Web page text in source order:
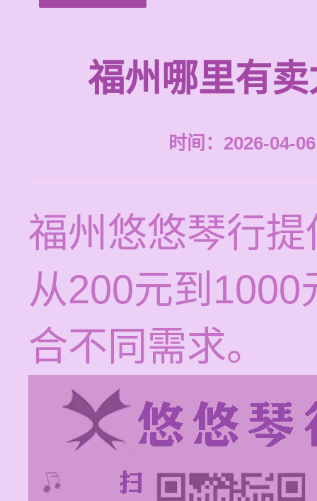
福州哪里有
时间：2026-04-
福州悠悠琴行
从200元到
合不同需求。